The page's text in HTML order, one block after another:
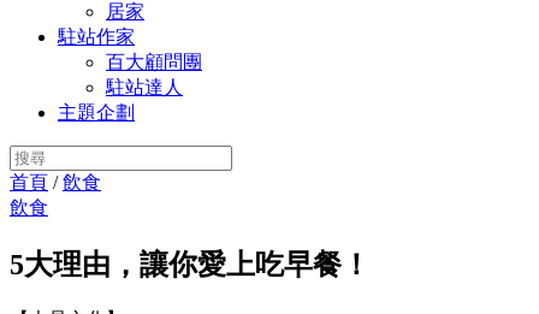
居家
駐站作家
百大顧問團
駐站達人
主題企劃
首頁 /飲食
飲食
5大理由，讓你愛上吃早餐！